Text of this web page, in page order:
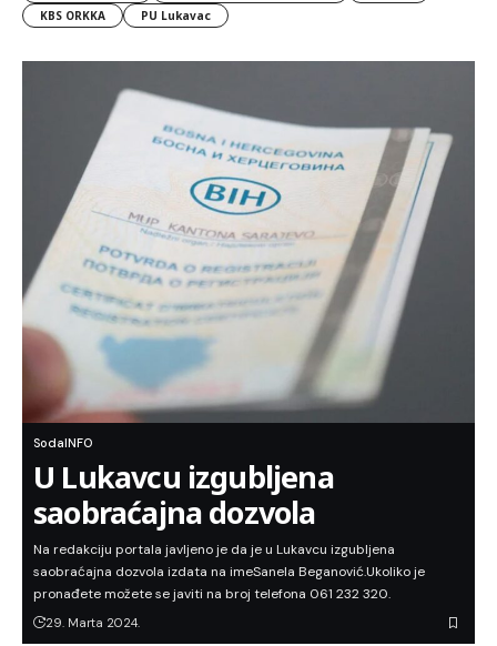
KBS ORKKA
PU Lukavac
SodaINFO
U Lukavcu izgubljena
saobraćajna dozvola
Na redakciju portala javljeno je da je u Lukavcu izgubljena
saobraćajna dozvola izdata na imeSanela Beganović.Ukoliko je
pronađete možete se javiti na broj telefona 061 232 320.
29. Marta 2024.